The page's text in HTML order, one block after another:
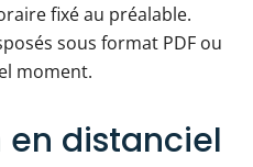
fixé au préalable.
sous format PDF ou
moment.
distanciel